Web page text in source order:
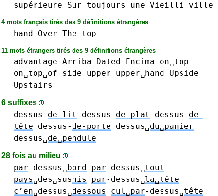
supérieure
Sur toujours une Vieilli ville
4 mots français tirés des 9 définitions étrangères
hand Over The top
11 mots étrangers tirés des 9 définitions étrangères
advantage Arriba Dated Encima
on␣top
on␣top␣of
side upper upper␣hand
Upside
Upstairs
6 suffixes
dessus- de-lit dessus- de-plat dessus- de-
tête
dessus- de-porte dessus␣du␣panier
dessus␣de␣pendule
28 fois au milieu
par-dessus␣bord par-dessus␣tout
pays␣des␣sushis par-dessus␣la␣tête
c’en␣dessus␣dessous cul␣par-dessus␣tête